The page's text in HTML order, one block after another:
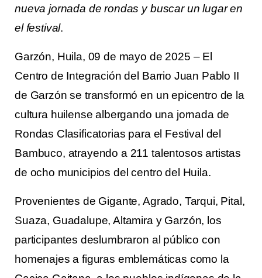
nueva jornada de rondas y buscar un lugar en
el festival.
Garzón, Huila, 09 de mayo de 2025 – El
Centro de Integración del Barrio Juan Pablo II
de Garzón se transformó en un epicentro de la
cultura huilense albergando una jornada de
Rondas Clasificatorias para el Festival del
Bambuco, atrayendo a 211 talentosos artistas
de ocho municipios del centro del Huila.
Provenientes de Gigante, Agrado, Tarqui, Pital,
Suaza, Guadalupe, Altamira y Garzón, los
participantes deslumbraron al público con
homenajes a figuras emblemáticas como la